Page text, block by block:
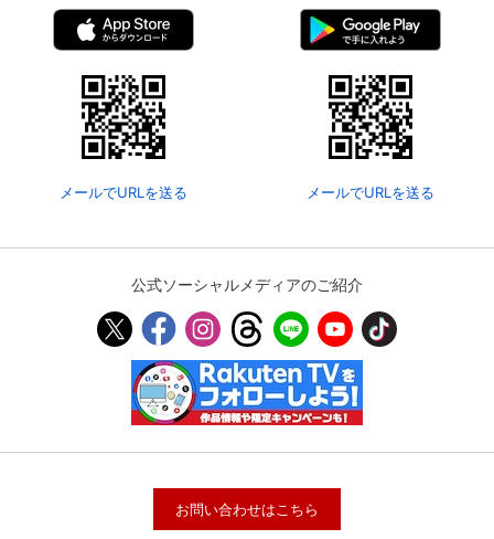
メールでURLを送る メールでURLを送る
公式ソーシャルメディアのご紹介
お問い合わせはこちら